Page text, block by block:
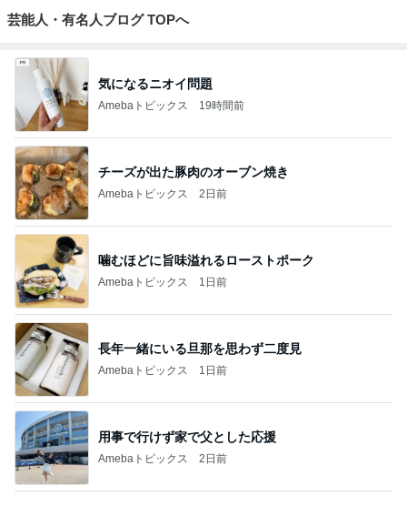
芸能人・有名人ブログ TOPへ
気になるニオイ問題
Amebaトピックス 19時間前
チーズが出た豚肉のオーブン焼き
Amebaトピックス 2日前
噛むほどに旨味溢れるローストポーク
Amebaトピックス 1日前
長年一緒にいる旦那を思わず二度見
Amebaトピックス 1日前
用事で行けず家で父とした応援
Amebaトピックス 2日前